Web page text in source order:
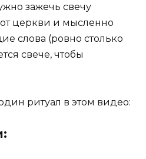
зажечь свечу
церкви и мысленно
слова (ровно столько
свече, чтобы
ритуал в этом видео: